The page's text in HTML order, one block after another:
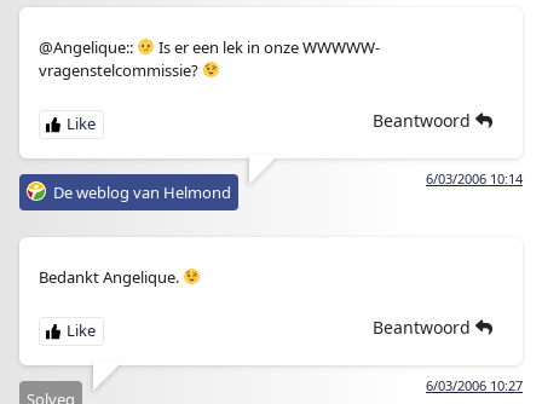
@Angelique::
Is er een lek in onze WWWWW-
vragenstelcommissie?
Beantwoord
6/03/2006 10:14
De weblog van Helmond
Bedankt Angelique.
Beantwoord
6/03/2006 10:27
Solveg